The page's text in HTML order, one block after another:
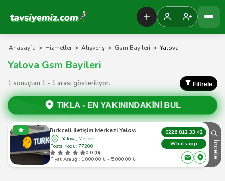
Tavsiyemiz Anasayfa
Anasayfa > Hizmetler > Alışveriş > Gsm Bayileri > Yalova
Yalova Gsm Bayileri
1 sonuçtan 1 - 1 arası gösteriliyor. Filtrele
TIKLA - EN YAKININDAKİNİ BUL
Turkcell Iletişim Merkezi Yalova
Yalova, Merkez
Posta Kodu: 77200
0.0 (0)
Fiyat Aralığı: 1.000,00 ₺ - 5.000,00 ₺
0226 812 33 42
Whatsapp
İncele